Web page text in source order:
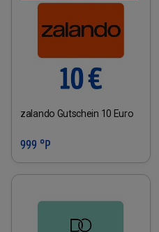
zalando Gutschein 10 Euro
999 °P